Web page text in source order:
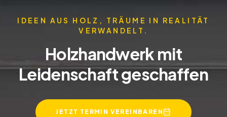
IDEEN AUS HOLZ, TRÄUME IN REALITÄT
VERWANDELT.
Holzhandwerk mit
Leidenschaft geschaffen
JETZT TERMIN VEREINBAREN